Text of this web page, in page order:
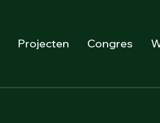
Projecten Congres